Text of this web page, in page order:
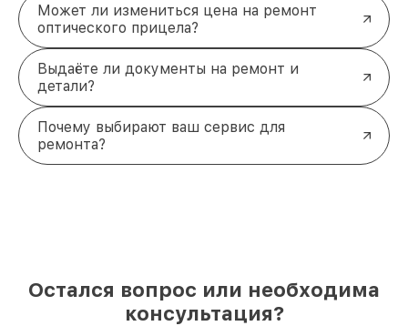
Может ли измениться цена на ремонт
оптического прицела?
Выдаёте ли документы на ремонт и
детали?
Почему выбирают ваш сервис для
ремонта?
Остался вопрос или необходима
консультация?